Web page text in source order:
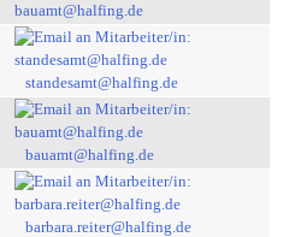
bauamt@halfing.de
standesamt@halfing.de
bauamt@halfing.de
barbara.reiter@halfing.de